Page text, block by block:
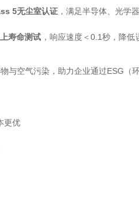
5无尘室认证 ，满足半导体、光学
寿命测试 ，响应速度＜0.1秒，降
与空气污染，助力企业通过ESG（
更优